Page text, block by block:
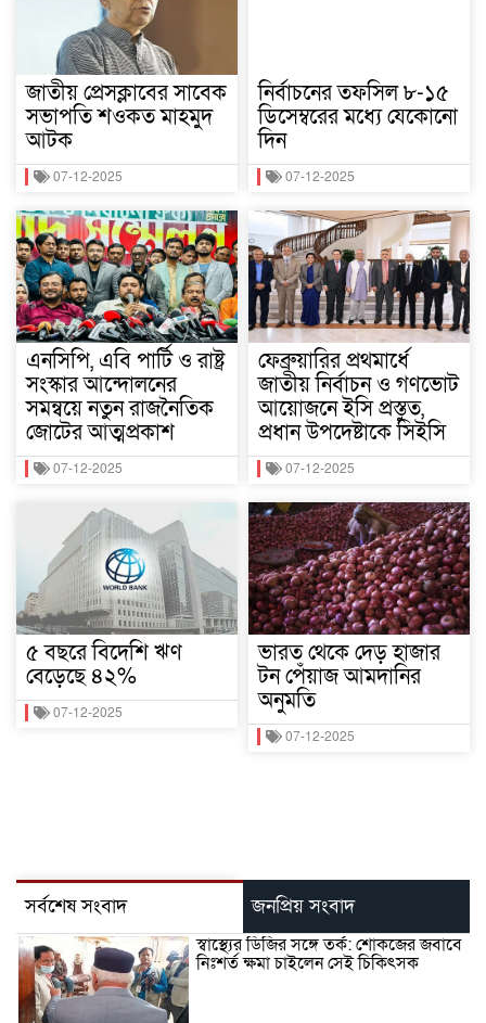
জাতীয় প্রেসক্লাবের সাবেক
সভাপতি শওকত মাহমুদ
আটক
07-12-2025
এনসিপি, এবি পার্টি ও রাষ্ট্র
সংস্কার আন্দোলনের
সমন্বয়ে নতুন রাজনৈতিক
জোটের আত্মপ্রকাশ
07-12-2025
৫ বছরে বিদেশি ঋণ
বেড়েছে ৪২%
07-12-2025
নির্বাচনের তফসিল ৮-১৫
ডিসেম্বরের মধ্যে যেকোনো
দিন
07-12-2025
ফেব্রুয়ারির প্রথমার্ধে
জাতীয় নির্বাচন ও গণভোট
আয়োজনে ইসি প্রস্তুত,
প্রধান উপদেষ্টাকে সিইসি
07-12-2025
ভারত থেকে দেড় হাজার
টন পেঁয়াজ আমদানির
অনুমতি
07-12-2025
সর্বশেষ সংবাদ জনপ্রিয় সংবাদ
স্বাস্থ্যের ডিজির সঙ্গে তর্ক: শোকজের জবাবে
নিঃশর্ত ক্ষমা চাইলেন সেই চিকিৎসক